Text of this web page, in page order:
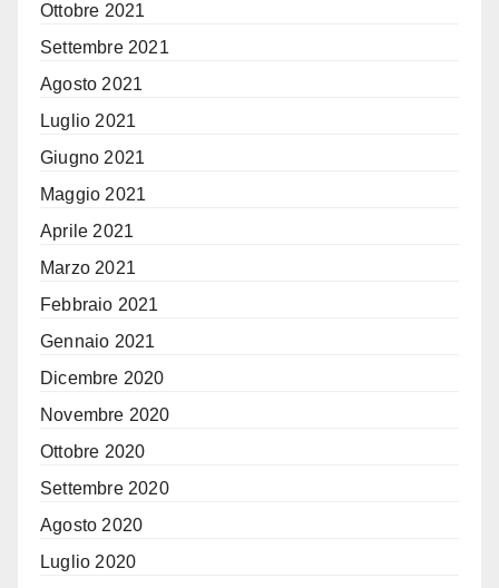
Ottobre 2021
Settembre 2021
Agosto 2021
Luglio 2021
Giugno 2021
Maggio 2021
Aprile 2021
Marzo 2021
Febbraio 2021
Gennaio 2021
Dicembre 2020
Novembre 2020
Ottobre 2020
Settembre 2020
Agosto 2020
Luglio 2020